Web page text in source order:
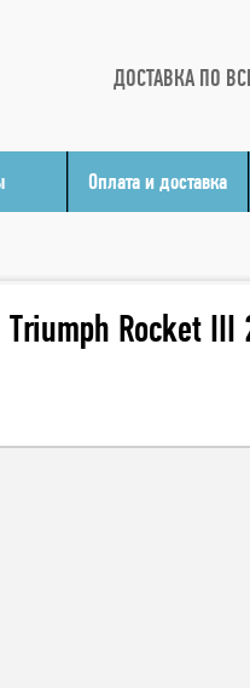
ДОСТАВКА ПО
Оплата и доставка
Triumph Rocket III